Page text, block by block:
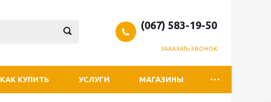
(067) 583-19-50
ЗАКАЗАТЬ ЗВОНОК
КАК КУПИТЬ УСЛУГИ МАГАЗИНЫ